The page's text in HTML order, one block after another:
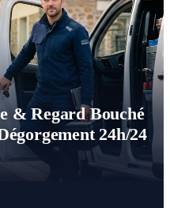
& Regard Bouché
24h/24